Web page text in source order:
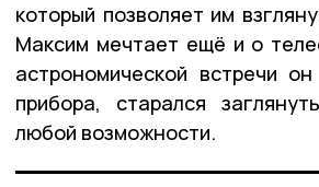
который позволяет им
Максим мечтает ещё и о
астрономической встречи
прибора, старался
любой возможности.